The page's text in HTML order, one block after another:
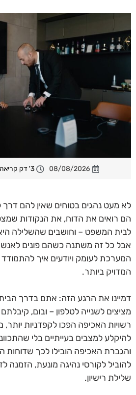
08/08/2026 3' דק קריאה
לא מעט נהגים בטוחים שאין להם
הם רואים את הדוח, את הנקודות
לבית המשפט – וחושבים שהשלילה
אבל כל זה משתנה כשהם פונים
המערכת לעומק ויודעים איך
המדויק ביותר.
דמיינו את הרגע הזה: אתם בדרך
מציצים לשנייה לטלפון – ובום,
רשויות האכיפה הפכו לקפדניות
להיקלע למצבים בעייתיים בלי
והגברת האכיפה הובילו לכך שדוחות
להוביל לקורסי נהיגה מונעת, הזמנה
שלילת רישיון.